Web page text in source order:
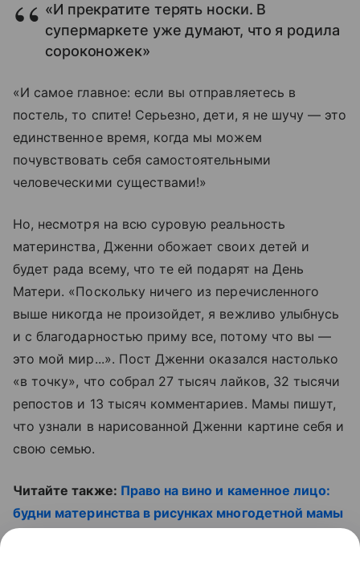
«И прекратите терять носки. В
супермаркете уже думают, что я родила
сороконожек»
«И самое главное: если вы отправляетесь в
постель, то спите! Серьезно, дети, я не шучу — это
единственное время, когда мы можем
почувствовать себя самостоятельными
человеческими существами!»
Но, несмотря на всю суровую реальность
материнства, Дженни обожает своих детей и
будет рада всему, что те ей подарят на День
Матери. «Поскольку ничего из перечисленного
выше никогда не произойдет, я вежливо улыбнусь
и с благодарностью приму все, потому что вы —
это мой мир...». Пост Дженни оказался настолько
«в точку», что собрал 27 тысяч лайков, 32 тысячи
репостов и 13 тысяч комментариев. Мамы пишут,
что узнали в нарисованной Дженни картине себя и
свою семью.
Читайте также: Право на вино и каменное лицо:
будни материнства в рисунках многодетной мамы